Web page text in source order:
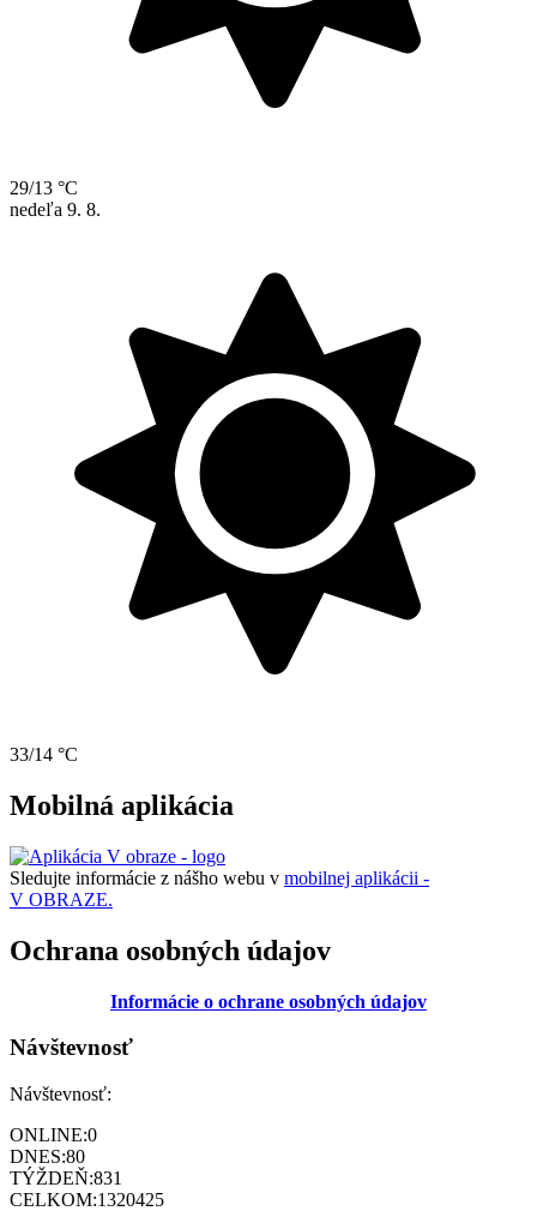
29/13 °C
nedeľa 9. 8.
33/14 °C
Mobilná aplikácia
Sledujte informácie z nášho webu v mobilnej aplikácii -
V OBRAZE.
Ochrana osobných údajov
Informácie o ochrane osobných údajov
Návštevnosť
Návštevnosť:
ONLINE:0
DNES:80
TÝŽDEŇ:831
CELKOM:1320425